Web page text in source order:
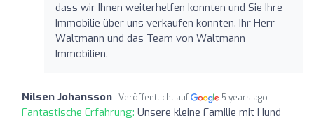
dass wir Ihnen weiterhelfen konnten und Sie Ihre
Immobilie über uns verkaufen konnten. Ihr Herr
Waltmann und das Team von Waltmann
Immobilien.
Nilsen Johansson Veröffentlicht auf 5 years ago
Fantastische Erfahrung: Unsere kleine Familie mit Hund